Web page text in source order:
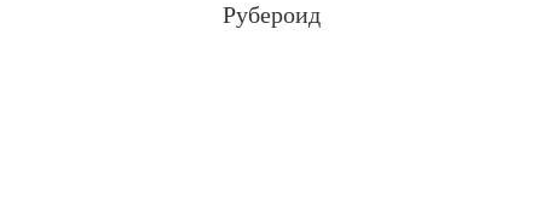
Рубероид